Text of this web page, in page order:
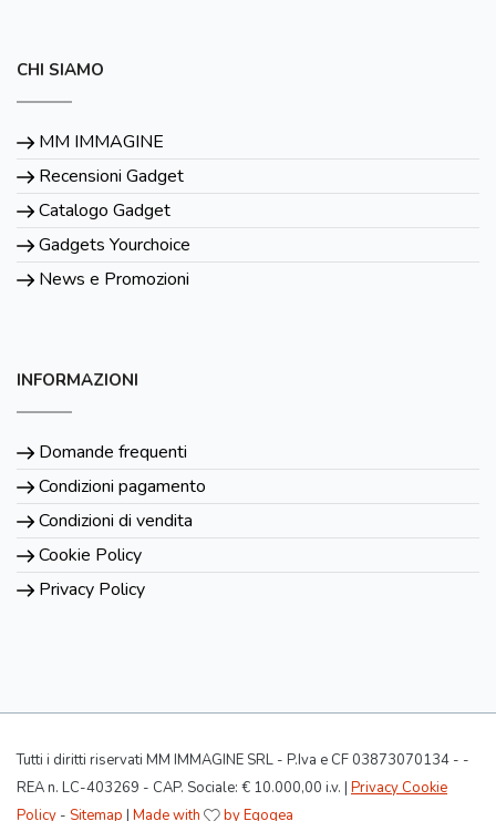
CHI SIAMO
MM IMMAGINE
Recensioni Gadget
Catalogo Gadget
Gadgets Yourchoice
News e Promozioni
INFORMAZIONI
Domande frequenti
Condizioni pagamento
Condizioni di vendita
Cookie Policy
Privacy Policy
Tutti i diritti riservati MM IMMAGINE SRL - P.Iva e CF 03873070134 - -
REA n. LC-403269 - CAP. Sociale: € 10.000,00 i.v. | Privacy Cookie
Policy - Sitemap | Made with by Egogea